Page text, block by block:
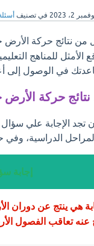
2، 2023 في تصنيف
من نتائج حركة
الأمثل للمناهج
في الوصول إلى
حركة
تجد الإجابة علي
الدراسية، وفي
إجابة
هي ينتج عن دوران
عنه تعاقب الفصول